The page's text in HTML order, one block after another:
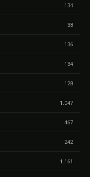
134
38
136
134
128
1.047
467
242
1.161